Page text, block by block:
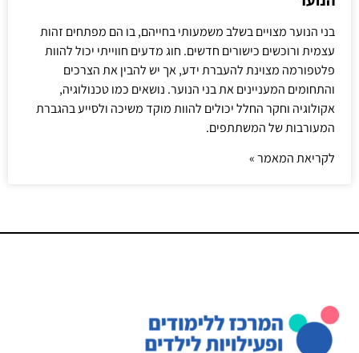
בני הנוער מצויים בשלב משמעותי בחייהם, בו הם מפתחים זהות
עצמית ורוכשים כישורים חדשים. חוג מדעים חווייתי יכול להוות
פלטפורמה מצוינת להעברת ידע, אך יש להבין את הצרכים
והתחומים המעניינים את בני הנוער. נושאים כמו טכנולוגיה,
אקולוגיה וחקר החלל יכולים להוות מוקד משיכה ולסייע בהגברת
המעורבות של המשתתפים.
לקריאת המאמר »